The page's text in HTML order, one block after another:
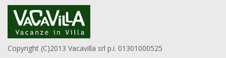
Copyright (C)2013 Vacavilla srl p.i. 01301000525